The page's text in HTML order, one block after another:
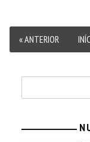
« ANTERIOR